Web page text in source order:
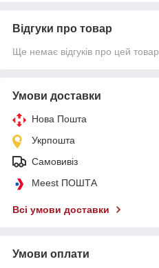
Відгуки про товар
Ще немає відгуків про цей товар
Умови доставки
Нова Пошта
Укрпошта
Самовивіз
Meest ПОШТА
Всі умови доставки
Умови оплати